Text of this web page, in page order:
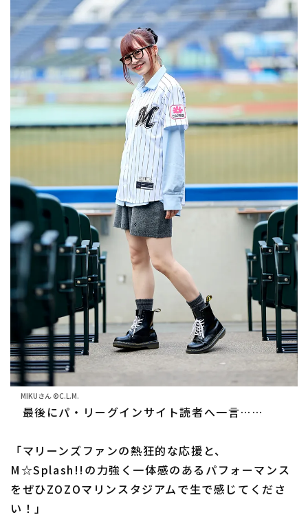
MIKUさん ©C.L.M.
最後にパ・リーグインサイト読者へ一言……
「マリーンズファンの熱狂的な応援と、
M☆Splash!!の力強く一体感のあるパフォーマンス
をぜひZOZOマリンスタジアムで生で感じてくださ
い！」